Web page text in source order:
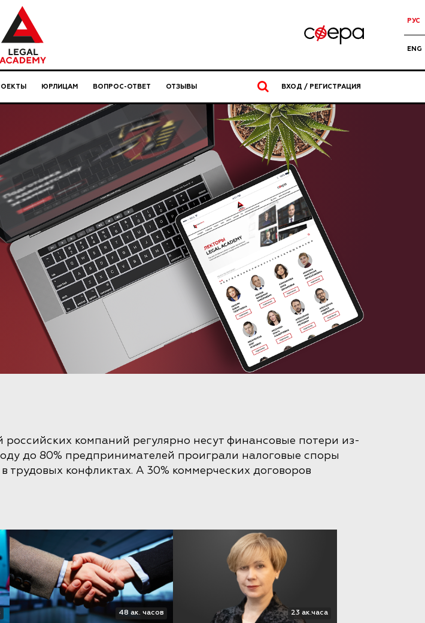
РУС
ENG
ЮРЛИЦАМ ВОПРОС-ОТВЕТ ОТЗЫВЫ ВХОД / РЕГИСТРАЦИЯ
российских компаний регулярно несут финансовые потери из-
до 80% предпринимателей проиграли налоговые споры
конфликтах. А 30% коммерческих договоров
48 ак. часов 23 ак.часа